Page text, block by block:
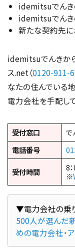
idemitsuでん
idemitsuでん
新たな契約先
idemitsuでんきか
ス.net（0120-911-
なたの住んでいる
電力会社を手配して
受付窓口
で
電話番号
受付時間
8
※
500人が選んだ
めの電力会社・